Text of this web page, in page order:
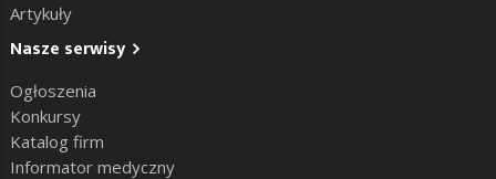
Artykuły
Nasze serwisy
Ogłoszenia
Konkursy
Katalog firm
Informator medyczny